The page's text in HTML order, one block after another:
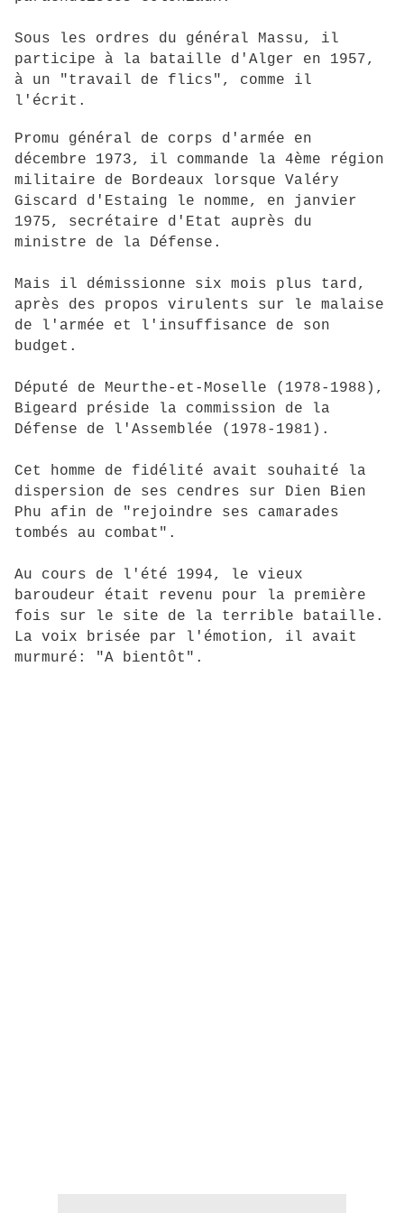
Sous les ordres du général Massu, il
participe à la bataille d'Alger en 1957,
à un "travail de flics", comme il
l'écrit.
Promu général de corps d'armée en
décembre 1973, il commande la 4ème région
militaire de Bordeaux lorsque Valéry
Giscard d'Estaing le nomme, en janvier
1975, secrétaire d'Etat auprès du
ministre de la Défense.
Mais il démissionne six mois plus tard,
après des propos virulents sur le malaise
de l'armée et l'insuffisance de son
budget.
Député de Meurthe-et-Moselle (1978-1988),
Bigeard préside la commission de la
Défense de l'Assemblée (1978-1981).
Cet homme de fidélité avait souhaité la
dispersion de ses cendres sur Dien Bien
Phu afin de "rejoindre ses camarades
tombés au combat".
Au cours de l'été 1994, le vieux
baroudeur était revenu pour la première
fois sur le site de la terrible bataille.
La voix brisée par l'émotion, il avait
murmuré: "A bientôt".